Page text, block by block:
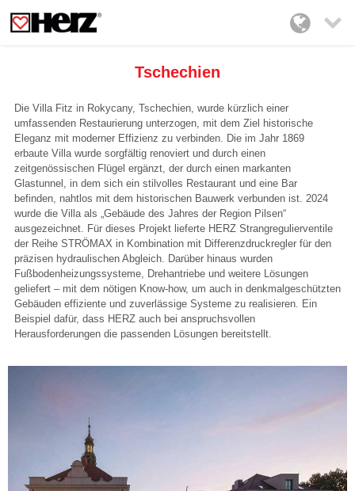

Tschechien
Die Villa Fitz in Rokycany, Tschechien, wurde kürzlich einer
umfassenden Restaurierung unterzogen, mit dem Ziel historische
Eleganz mit moderner Effizienz zu verbinden. Die im Jahr 1869
erbaute Villa wurde sorgfältig renoviert und durch einen
zeitgenössischen Flügel ergänzt, der durch einen markanten
Glastunnel, in dem sich ein stilvolles Restaurant und eine Bar
befinden, nahtlos mit dem historischen Bauwerk verbunden ist. 2024
wurde die Villa als „Gebäude des Jahres der Region Pilsen“
ausgezeichnet. Für dieses Projekt lieferte HERZ Strangregulierventile
der Reihe STRÖMAX in Kombination mit Differenzdruckregler für den
präzisen hydraulischen Abgleich. Darüber hinaus wurden
Fußbodenheizungssysteme, Drehantriebe und weitere Lösungen
geliefert – mit dem nötigen Know-how, um auch in denkmalgeschützten
Gebäuden effiziente und zuverlässige Systeme zu realisieren. Ein
Beispiel dafür, dass HERZ auch bei anspruchsvollen
Herausforderungen die passenden Lösungen bereitstellt.